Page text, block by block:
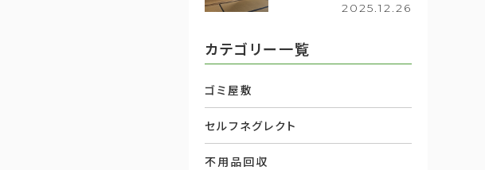
2025.12.26
カテゴリー一覧
ゴミ屋敷
セルフネグレクト
不用品回収